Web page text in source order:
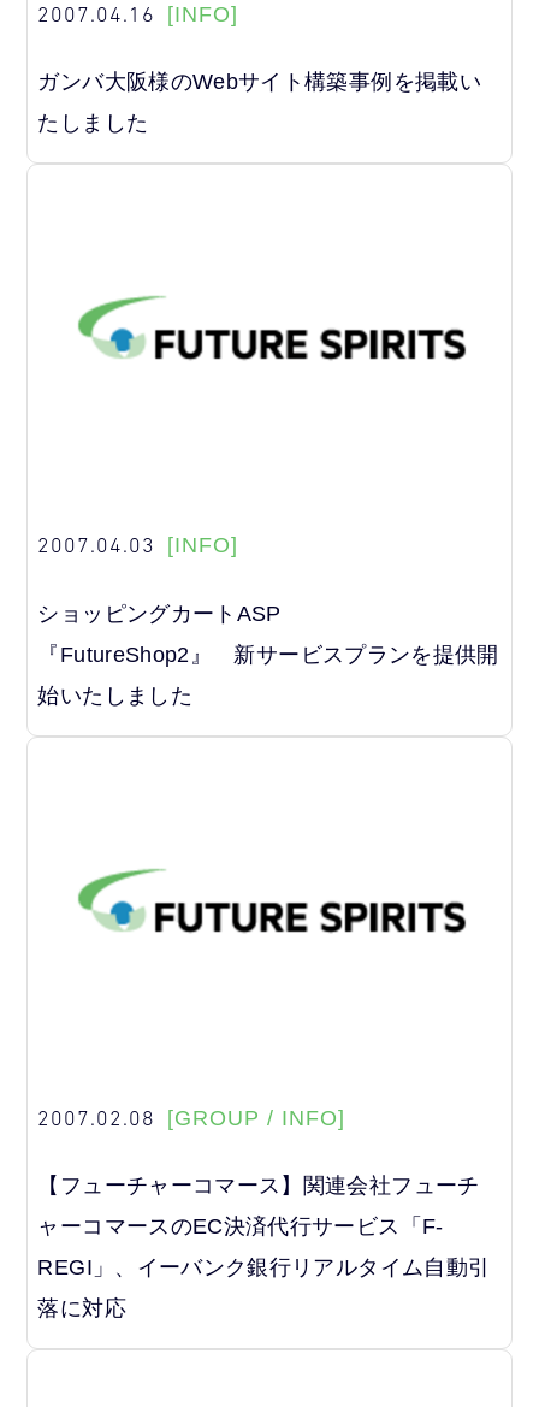
2007.04.16 [INFO]
ガンバ大阪様のWebサイト構築事例を掲載い
たしました
2007.04.03 [INFO]
ショッピングカートASP
『FutureShop2』 新サービスプランを提供開
始いたしました
2007.02.08 [GROUP / INFO]
【フューチャーコマース】関連会社フューチ
ャーコマースのEC決済代行サービス「F-
REGI」、イーバンク銀行リアルタイム自動引
落に対応